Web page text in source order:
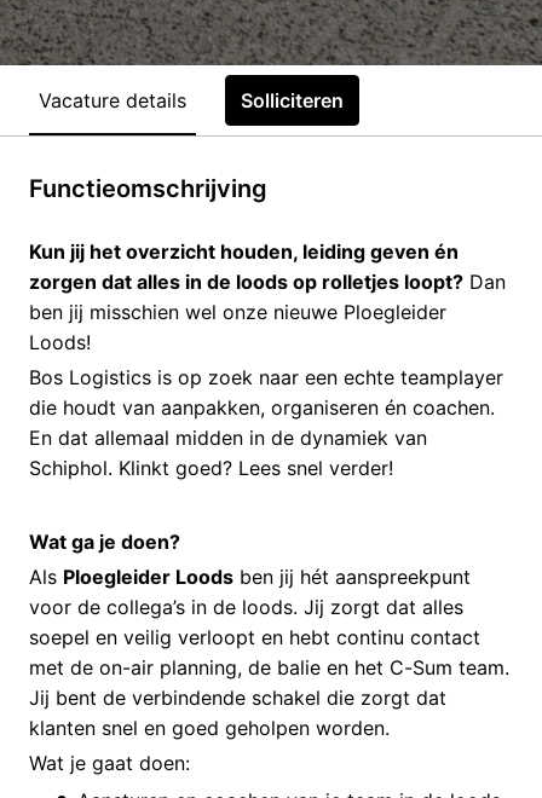
Vacature details Solliciteren
Functieomschrijving
Kun jij het overzicht houden, leiding geven én
zorgen dat alles in de loods op rolletjes loopt? Dan
ben jij misschien wel onze nieuwe Ploegleider
Loods!
Bos Logistics is op zoek naar een echte teamplayer
die houdt van aanpakken, organiseren én coachen.
En dat allemaal midden in de dynamiek van
Schiphol. Klinkt goed? Lees snel verder!
Wat ga je doen?
Als Ploegleider Loods ben jij hét aanspreekpunt
voor de collega’s in de loods. Jij zorgt dat alles
soepel en veilig verloopt en hebt continu contact
met de on-air planning, de balie en het C-Sum team.
Jij bent de verbindende schakel die zorgt dat
klanten snel en goed geholpen worden.
Wat je gaat doen: